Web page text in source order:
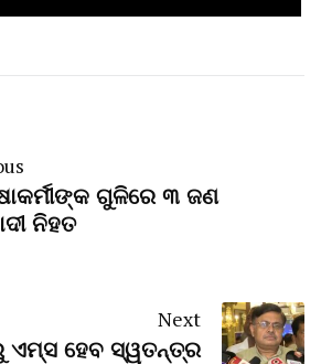
ଗୁଳିରେ ୩ ଜଣ
ନିହତ
Next
ହେବ ସ୍ୱତନ୍ତ୍ର